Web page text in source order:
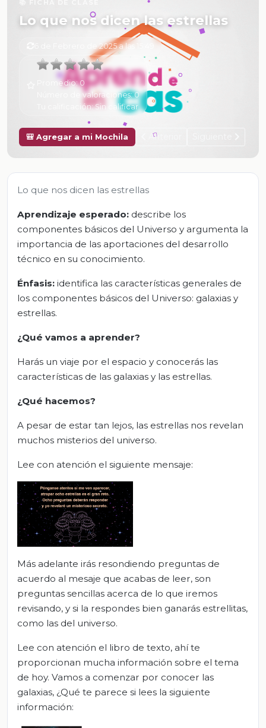
Lo que nos dicen las estrellas
6 de Febrero de 2025 a las 15:49
Promedio:0
Número de valoraciones:0
Tu calificación:Sin calificar
🎒 Agregar a mi Mochila Anterior
Lo que nos dicen las estrellas
Aprendizaje esperado: describe los
componentes básicos del Universo y argumenta la
importancia de las aportaciones del desarrollo
técnico en su conocimiento.
Énfasis: identifica las características generales de
los componentes básicos del Universo: galaxias y
estrellas.
¿Qué vamos a aprender?
Harás un viaje por el espacio y conocerás las
características de las galaxias y las estrellas.
¿Qué hacemos?
A pesar de estar tan lejos, las estrellas nos revelan
muchos misterios del universo.
Lee con atención el siguiente mensaje:
Más adelante irás resondiendo preguntas de
acuerdo al mesaje que acabas de leer, son
preguntas sencillas acerca de lo que iremos
revisando, y si la respondes bien ganarás estrellitas,
como las del universo.
Lee con atención el libro de texto, ahí te
proporcionan mucha información sobre el tema
de hoy. Vamos a comenzar por conocer las
galaxias, ¿Qué te parece si lees la siguiente
información: